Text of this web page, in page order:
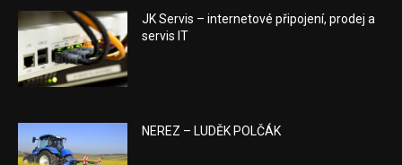
JK Servis – internetové připojení, prodej a
servis IT
NEREZ – LUDĚK POLČÁK